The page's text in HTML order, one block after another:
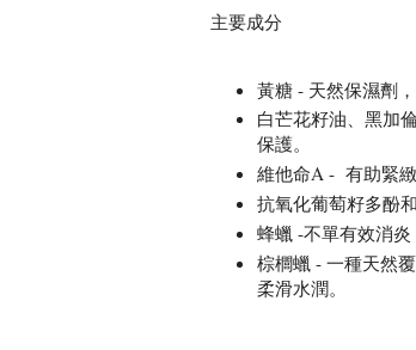
主要成分
黃糖 - 天然保濕劑
白芒花籽油、黑加
保護。
維他命A - 有助緊緻
抗氧化葡萄籽多酚
蜂蠟 -不單有效消炎
棕櫚蠟 - 一種天然
柔滑水潤。